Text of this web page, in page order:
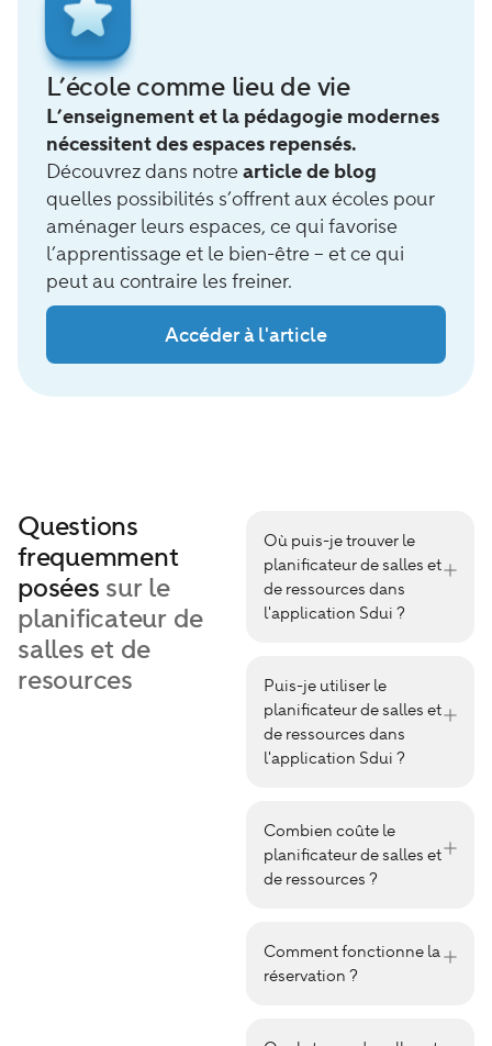
L’école comme lieu de vie
L’enseignement et la pédagogie modernes
nécessitent des espaces repensés.
Découvrez dans notrearticle de blog
quelles possibilités s’offrent aux écoles pour
aménager leurs espaces, ce qui favorise
l’apprentissage et le bien-être – et ce qui
peut au contraire les freiner.
Accéder à l'article
Questions
frequemment
posées sur le
planificateur de
salles et de
resources
Où puis-je trouver le
planificateur de salles et
de ressources dans
l'application Sdui ?
Puis-je utiliser le
planificateur de salles et
de ressources dans
l'application Sdui ?
Combien coûte le
planificateur de salles et
de ressources ?
Comment fonctionne la
réservation ?